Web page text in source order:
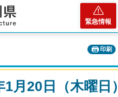
緊急情報
印刷
1月20日（木曜日